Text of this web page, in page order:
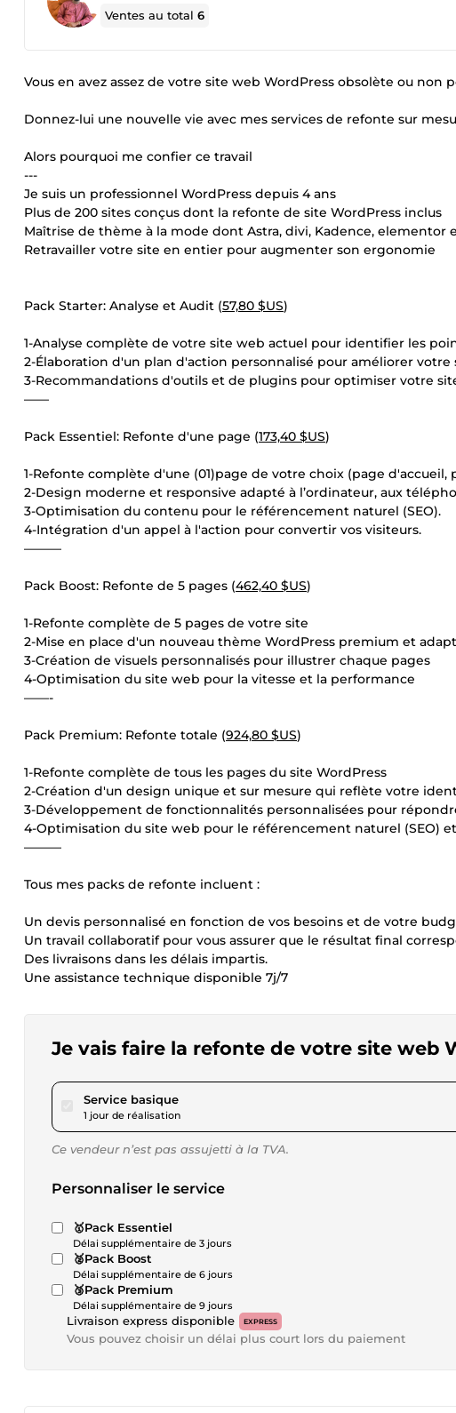
Ventes au total6
Vous en avez assez de votre site web WordPress obsolète ou non
Donnez-lui une nouvelle vie avec mes services de refonte sur
Alors pourquoi me confier ce travail
---
Je suis un professionnel WordPress depuis 4 ans
Plus de 200 sites conçus dont la refonte de site WordPress inclus
Maîtrise de thème à la mode dont Astra, divi, Kadence, elementor
Retravailler votre site en entier pour augmenter son ergonomie
Pack Starter: Analyse et Audit (57,80 $US)
1-Analyse complète de votre site web actuel pour identifier les
2-Élaboration d'un plan d'action personnalisé pour améliorer votre
3-Recommandations d'outils et de plugins pour optimiser votre
——
Pack Essentiel: Refonte d'une page (173,40 $US)
1-Refonte complète d'une (01)page de votre choix (page
2-Design moderne et responsive adapté à l’ordinateur, aux
3-Optimisation du contenu pour le référencement naturel (SEO).
4-Intégration d'un appel à l'action pour convertir vos visiteurs.
———
Pack Boost: Refonte de 5 pages (462,40 $US)
1-Refonte complète de 5 pages de votre site
2-Mise en place d'un nouveau thème WordPress premium et
3-Création de visuels personnalisés pour illustrer chaque pages
4-Optimisation du site web pour la vitesse et la performance
——-
Pack Premium: Refonte totale (924,80 $US)
1-Refonte complète de tous les pages du site WordPress
2-Création d'un design unique et sur mesure qui reflète votre
3-Développement de fonctionnalités personnalisées pour
4-Optimisation du site web pour le référencement naturel (SEO)
———
Tous mes packs de refonte incluent :
Un devis personnalisé en fonction de vos besoins et de votre
Un travail collaboratif pour vous assurer que le résultat final
Des livraisons dans les délais impartis.
Une assistance technique disponible 7j/7
Je vais faire la refonte de votre site web
Service basiquepour 57,80 $US
1 jour de réalisation
Ce vendeur n’est pas assujetti à la TVA.
Personnaliser le service
🥇Pack Essentiel
Délai supplémentaire de 3 jours
🥈Pack Boost
Délai supplémentaire de 6 jours
🥉Pack Premium
Délai supplémentaire de 9 jours
Livraison express disponible EXPRESS
Vous pouvez choisir un délai plus court lors du paiement